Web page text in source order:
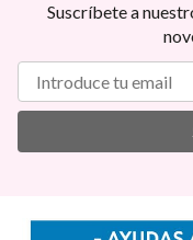
Suscríbete a